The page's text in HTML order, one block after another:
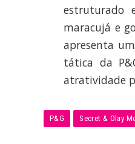
estruturado
maracujá e
apresenta
tática da
atratividade
P&G Secret & Olay